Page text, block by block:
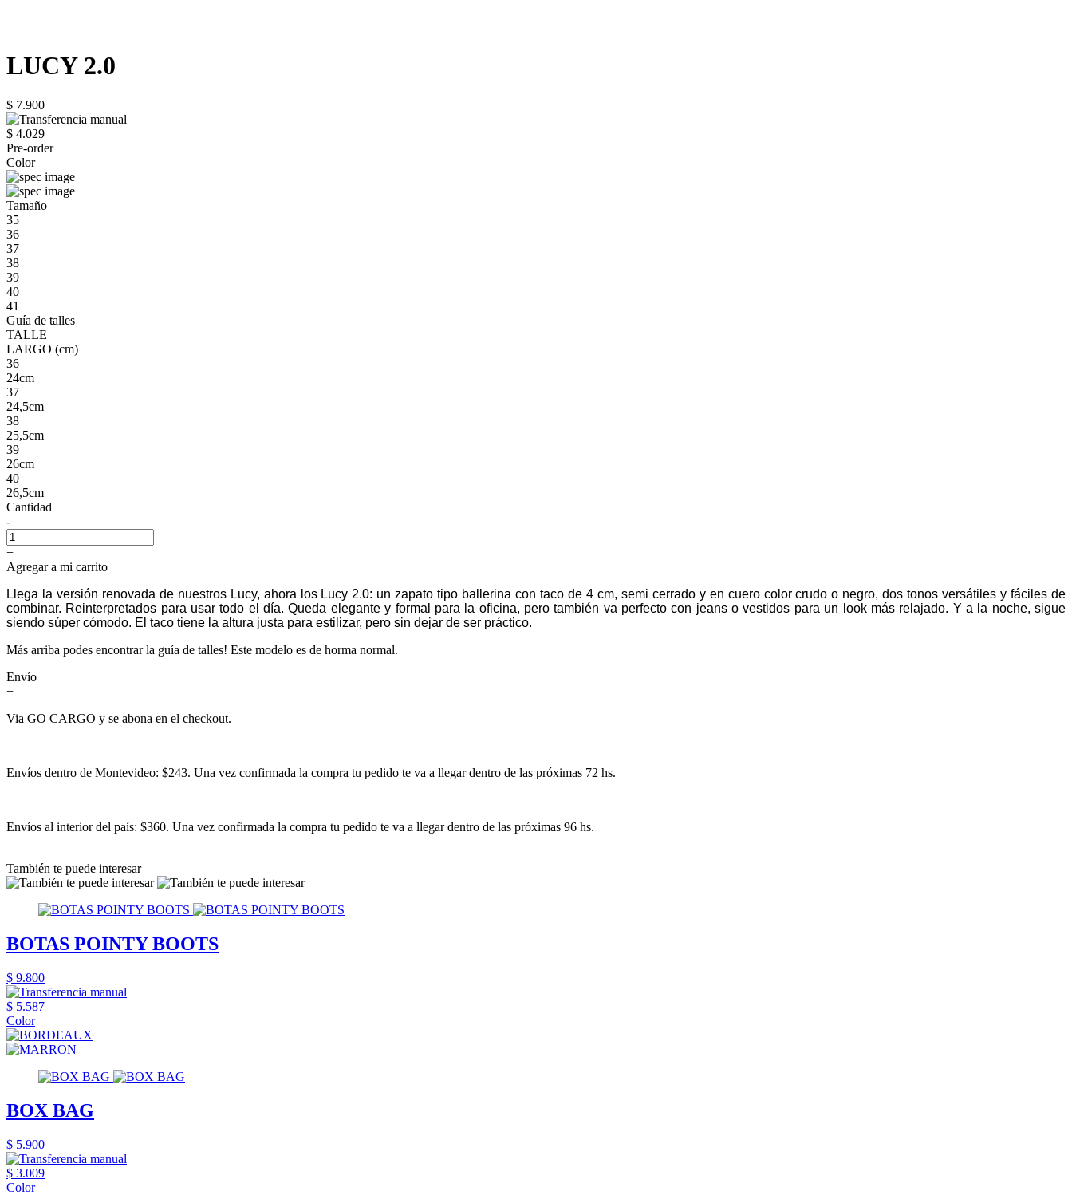
LUCY 2.0
$ 7.900
$ 4.029
Pre-order
Color
Tamaño
35
36
37
38
39
40
41
Guía de talles
TALLE
LARGO (cm)
36
24cm
37
24,5cm
38
25,5cm
39
26cm
40
26,5cm
Cantidad
-
+
Agregar a mi carrito
Llega la versión renovada de nuestros Lucy, ahora los Lucy 2.0: un zapato tipo ballerina con taco de 4 cm, semi cerrado y en cuero color crudo o negro, dos tonos versátiles y fáciles de
combinar. Reinterpretados para usar todo el día. Queda elegante y formal para la oficina, pero también va perfecto con jeans o vestidos para un look más relajado. Y a la noche, sigue
siendo súper cómodo. El taco tiene la altura justa para estilizar, pero sin dejar de ser práctico.
Más arriba podes encontrar la guía de talles! Este modelo es de horma normal.
Envío
+
Via GO CARGO y se abona en el checkout.
Envíos dentro de Montevideo: $243. Una vez confirmada la compra tu pedido te va a llegar dentro de las próximas 72 hs.
Envíos al interior del país: $360. Una vez confirmada la compra tu pedido te va a llegar dentro de las próximas 96 hs.
También te puede interesar
BOTAS POINTY BOOTS
$ 9.800
$ 5.587
Color
BOX BAG
$ 5.900
$ 3.009
Color